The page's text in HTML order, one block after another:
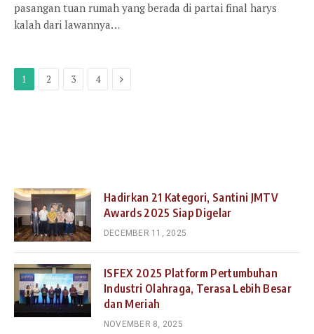
pasangan tuan rumah yang berada di partai final harys
kalah dari lawannya…
1 2 3 4 Next
Hadirkan 21 Kategori, Santini JMTV
Awards 2025 Siap Digelar
DECEMBER 11, 2025
ISFEX 2025 Platform Pertumbuhan
Industri Olahraga, Terasa Lebih Besar
dan Meriah
NOVEMBER 8, 2025